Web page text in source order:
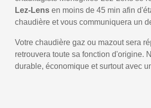
Lez-Lens en moins de 45 min afin
chaudière et vous communiquera un
Votre chaudière gaz ou mazout sera
retrouvera toute sa fonction d'origine.
durable, économique et surtout avec